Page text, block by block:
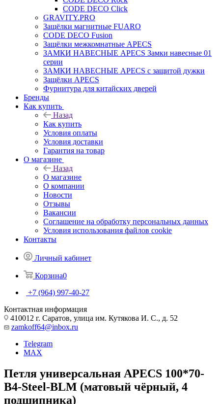
CODE DECO Click
GRAVITY.PRO
Защёлки магнитные FUARO
CODE DECO Fusion
Защёлки межкомнатные APECS
ЗАМКИ НАВЕСНЫЕ APECS Замки навесные 01
серии
ЗАМКИ НАВЕСНЫЕ APECS с защитой дужки
Защёлки APECS
Фурнитура для китайских дверей
Бренды
Как купить
Назад
Как купить
Условия оплаты
Условия доставки
Гарантия на товар
О магазине
Назад
О магазине
О компании
Новости
Отзывы
Вакансии
Соглашение на обработку персональных данных
Условия использования файлов cookie
Контакты
Личный кабинет
Корзина0
+7 (964) 997-40-27
Контактная информация
410012 г. Саратов, улица им. Кутякова И. С., д. 52
zamkoff64@inbox.ru
Telegram
MAX
Петля универсальная APECS 100*70-
B4-Steel-BLM (матовый чёрный, 4
подшипника)